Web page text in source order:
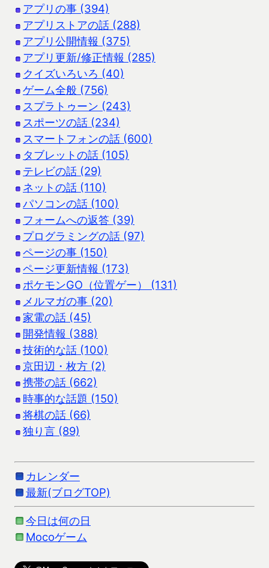
アプリの事 (394)
アプリストアの話 (288)
アプリ公開情報 (375)
アプリ更新/修正情報 (285)
クイズいろいろ (40)
ゲーム全般 (756)
スプラトゥーン (243)
スポーツの話 (234)
スマートフォンの話 (600)
タブレットの話 (105)
テレビの話 (29)
ネットの話 (110)
パソコンの話 (100)
フォームへの返答 (39)
プログラミングの話 (97)
ページの事 (150)
ページ更新情報 (173)
ポケモンGO（位置ゲー） (131)
メルマガの事 (20)
家電の話 (45)
開発情報 (388)
技術的な話 (100)
京田辺・枚方 (2)
携帯の話 (662)
時事的な話題 (150)
将棋の話 (66)
独り言 (89)
カレンダー
最新(ブログTOP)
今日は何の日
Mocoゲーム